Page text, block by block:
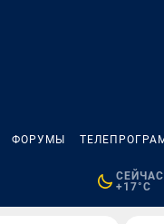
ФОРУМЫ
СЕЙЧАС
+17°C